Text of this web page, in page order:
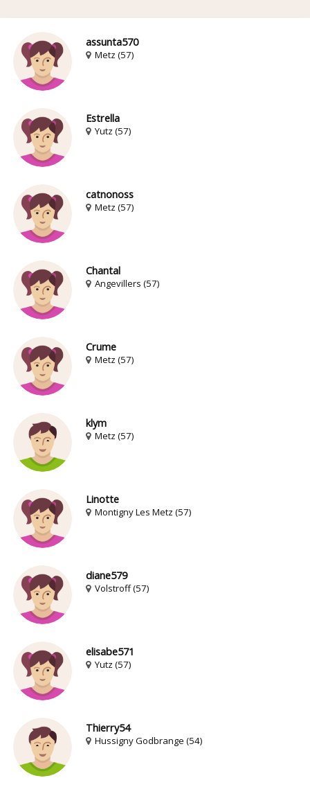
assunta570
Metz (57)
Estrella
Yutz (57)
catnonoss
Metz (57)
Chantal
Angevillers (57)
Crume
Metz (57)
klym
Metz (57)
Linotte
Montigny Les Metz (57)
diane579
Volstroff (57)
elisabe571
Yutz (57)
Thierry54
Hussigny Godbrange (54)